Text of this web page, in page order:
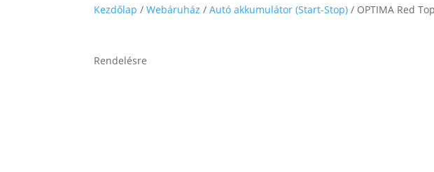
Kezdőlap /Webáruház /Autó akkumulátor (Start-Stop) / OPTIMA Red
Rendelésre